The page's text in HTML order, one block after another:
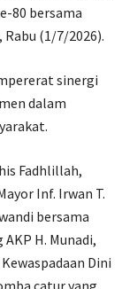
80 bersama
(1/7/2026).
sinergi
dalam
Fadhlillah,
Inf. Irwan T.
bersama
H. Munadi,
Dini